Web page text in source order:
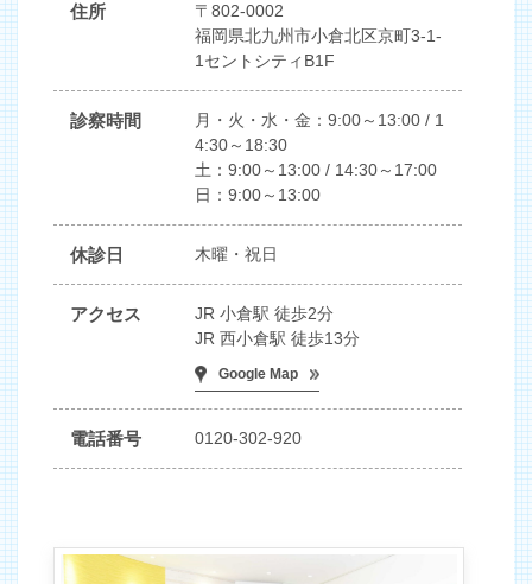
住所
〒802-0002
福岡県北九州市小倉北区京町3-1-
1セントシティB1F
診察時間
月・火・水・金：9:00～13:00 / 1
4:30～18:30
土：9:00～13:00 / 14:30～17:00
日：9:00～13:00
休診日 木曜・祝日
アクセス
JR 小倉駅 徒歩2分
JR 西小倉駅 徒歩13分
Google Map
電話番号 0120-302-920